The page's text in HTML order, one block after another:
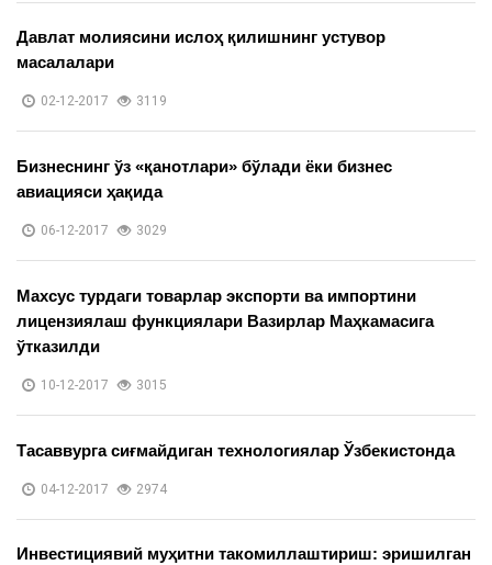
Давлат молиясини ислоҳ қилишнинг устувор
масалалари
02-12-2017 3119
Бизнеснинг ўз «қанотлари» бўлади ёки бизнес
авиацияси ҳақида
06-12-2017 3029
Махсус турдаги товарлар экспорти ва импортини
лицензиялаш функциялари Вазирлар Маҳкамасига
ўтказилди
10-12-2017 3015
Тасаввурга сиғмайдиган технологиялар Ўзбекистонда
04-12-2017 2974
Инвестициявий муҳитни такомиллаштириш: эришилган